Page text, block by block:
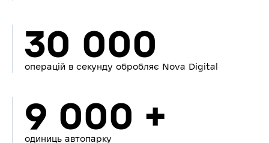
30 000
операцій в секунду обробляє Nova Digital
9 000 +
одиниць автопарку